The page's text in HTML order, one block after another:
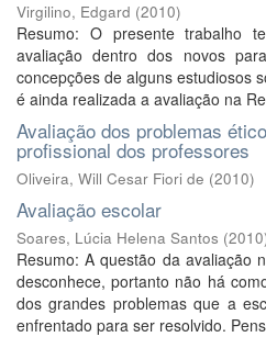
Virgilino, Edgard (2010)
Resumo: O presente trabalho
avaliação dentro dos novos
concepções de alguns estudiosos
é ainda realizada a avaliação na
Avaliação dos problemas
profissional dos professores
Oliveira, Will Cesar Fiori de (2010)
Avaliação escolar
Soares, Lúcia Helena Santos (2010
Resumo: A questão da avaliação
desconhece, portanto não há
dos grandes problemas que a
enfrentado para ser resolvido.